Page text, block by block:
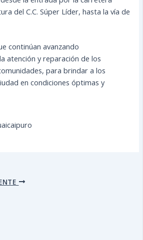
del C.C. Súper Líder, hasta la vía de
continúan avanzando
atención y reparación de los
para brindar a los
en condiciones óptimas y